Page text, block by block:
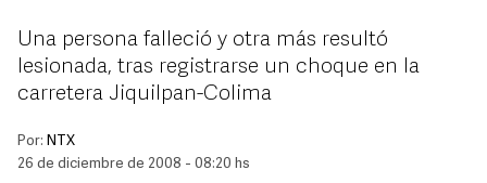
Una persona falleció y otra más resultó
lesionada, tras registrarse un choque en la
carretera Jiquilpan-Colima
Por: NTX
26 de diciembre de 2008 - 08:20 hs